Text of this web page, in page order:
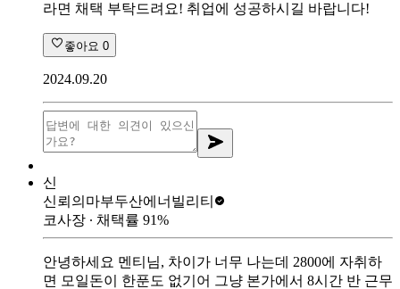
라면 채택 부탁드려요! 취업에 성공하시길 바랍니다!
좋아요 0
2024.09.20
신
신뢰의마부두산에너빌리티
코사장 ∙ 채택률 91%
안녕하세요 멘티님, 차이가 너무 나는데 2800에 자취하
면 모일돈이 한푼도 없기어 그냥 본가에서 8시간 반 근무